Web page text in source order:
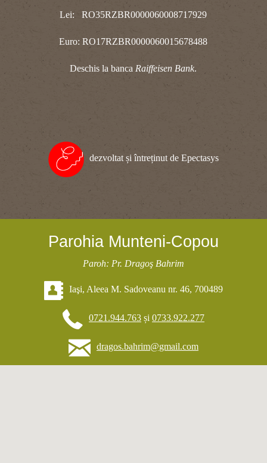
Lei: RO35RZBR0000060008717929
Euro: RO17RZBR0000060015678488
Deschis la banca Raiffeisen Bank.
dezvoltat și întreținut de Epectasys
Parohia Munteni-Copou
Paroh: Pr. Dragoş Bahrim
Iaşi, Aleea M. Sadoveanu nr. 46, 700489
0721.944.763 și 0733.922.277
dragos.bahrim@gmail.com